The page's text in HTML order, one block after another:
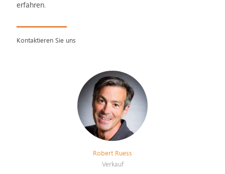
erfahren.
Kontaktieren Sie uns
Robert Ruess
Verkauf